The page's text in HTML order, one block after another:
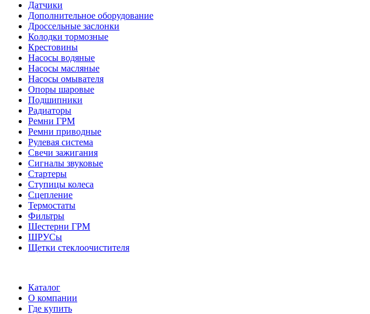
Датчики
Дополнительное оборудование
Дроссельные заслонки
Колодки тормозные
Крестовины
Насосы водяные
Насосы масляные
Насосы омывателя
Опоры шаровые
Подшипники
Радиаторы
Ремни ГРМ
Ремни приводные
Рулевая система
Свечи зажигания
Сигналы звуковые
Стартеры
Ступицы колеса
Сцепление
Термостаты
Фильтры
Шестерни ГРМ
ШРУСы
Щетки стеклоочистителя
Каталог
О компании
Где купить